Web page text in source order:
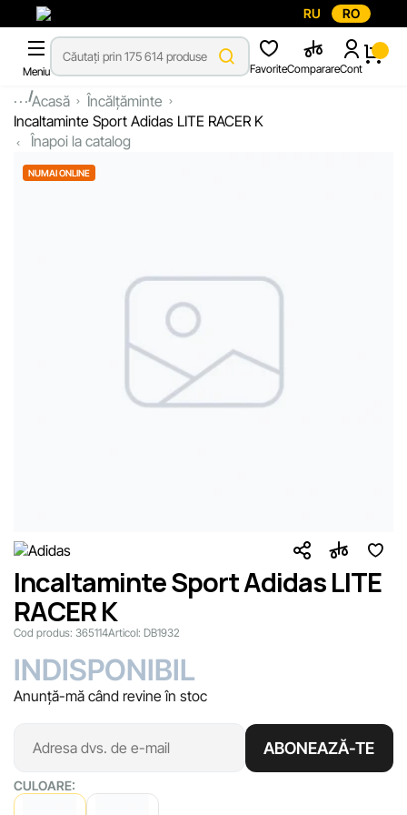
RU RO
Meniu FavoriteComparareCont
...Acasă
Încălțăminte
Incaltaminte Sport Adidas LITE RACER K
Înapoi la catalog
NUMAI ONLINE
Incaltaminte Sport Adidas LITE
RACER K
Cod produs: 365114Articol: DB1932
INDISPONIBIL
Anunță-mă când revine în stoc
ABONEAZĂ-TE
CULOARE: